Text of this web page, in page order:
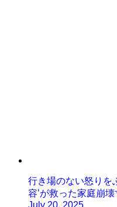
行き場のない怒りを
容’が救った家庭崩
July 20, 2025